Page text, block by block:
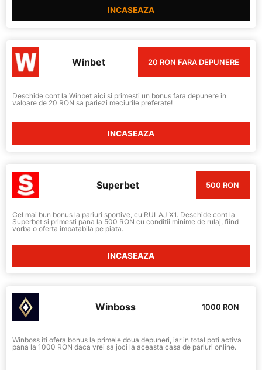
INCASEAZA
Winbet 20 RON FARA DEPUNERE
Deschide cont la Winbet aici si primesti un bonus fara depunere in
valoare de 20 RON sa pariezi meciurile preferate!
INCASEAZA
Superbet 500 RON
Cel mai bun bonus la pariuri sportive, cu RULAJ X1. Deschide cont la
Superbet si primesti pana la 500 RON cu conditii minime de rulaj, fiind
vorba o oferta imbatabila pe piata.
INCASEAZA
Winboss 1000 RON
Winboss iti ofera bonus la primele doua depuneri, iar in total poti activa
pana la 1000 RON daca vrei sa joci la aceasta casa de pariuri online.